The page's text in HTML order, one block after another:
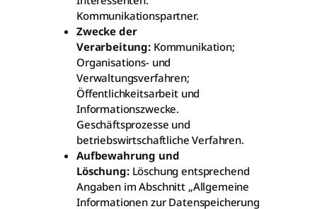
Kommunikationspartner.
Zwecke der
Verarbeitung: Kommunikation;
Organisations- und
Verwaltungsverfahren;
Öffentlichkeitsarbeit und
Informationszwecke.
Geschäftsprozesse und
betriebswirtschaftliche Verfahren.
Aufbewahrung und
Löschung:Löschung entsprechend
Angaben im Abschnitt „Allgemeine
Informationen zur Datenspeicherung